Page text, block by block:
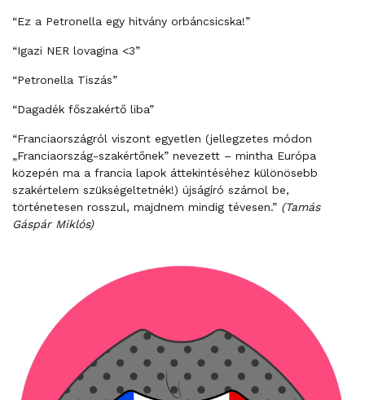
“Ez a Petronella egy hitvány orbáncsicska!”
“Igazi NER lovagina <3”
“Petronella Tiszás”
“Dagadék főszakértő liba”
“Franciaországról viszont egyetlen (jellegzetes módon
„Franciaország-szakértőnek” nevezett – mintha Európa
közepén ma a francia lapok áttekintéséhez különösebb
szakértelem szükségeltetnék!) újságíró számol be,
történetesen rosszul, majdnem mindig tévesen.” (Tamás
Gáspár Miklós)